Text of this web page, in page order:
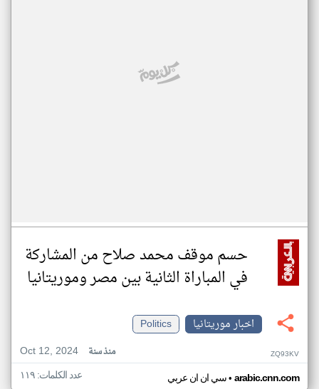
حسم موقف محمد صلاح من المشاركة
في المباراة الثانية بين مصر وموريتانيا
اخبار موريتانيا
Politics
Oct 12, 2024
منذ سنة ZQ93KV
سي ان ان عربي• arabic.cnn.com عدد الكلمات: ١١٩